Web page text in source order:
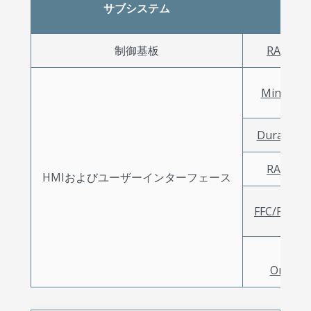
サブシステム
制御基板 RASTコ
HMIおよびユーザーインターフェース
Mini-Fit
DuraClik
RASTコ
FFC/FPC
Oneコ